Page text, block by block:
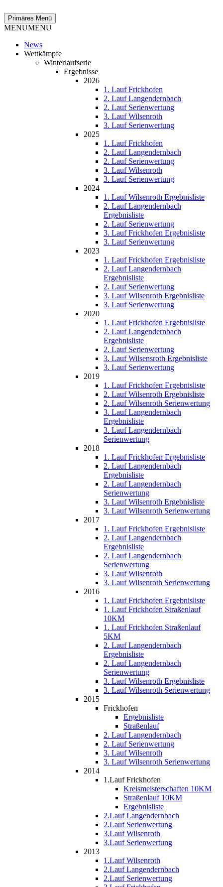
Inhalt
springen
Suchen
Primäres Menü
MENUMENU
News
Wettkämpfe
Winterlaufserie
Ergebnisse
2026
1. Lauf Frickhofen
2. Lauf Langendernbach
2. Lauf Serienwertung
3. Lauf Wilsenroth
3. Lauf Serienwertung
2025
1. Lauf Frickhofen
2. Lauf Langendernbach
2. Lauf Serienwertung
3. Lauf Wilsenroth
3. Lauf Serienwertung
2024
1. Lauf Wilsenroth Ergebnisliste
2. Lauf Langendernbach
Ergebnisliste
2. Lauf Serienwertung
3. Lauf Frickhofen Ergebnisliste
3. Lauf Serienwertung
2023
1. Lauf Frickhofen Ergebnisliste
2. Lauf Langendernbach
Ergebnisliste
2. Lauf Serienwertung
3. Lauf Wilsenroth Ergebnisliste
3. Lauf Serienwertung
2020
1. Lauf Frickhofen Ergebnisliste
2. Lauf Langendernbach
Ergebnisliste
2. Lauf Serienwertung
3. Lauf Wilsensroth Ergebnisliste
3. Lauf Serienwertung
2019
1. Lauf Frickhofen Ergebnisliste
2. Lauf Wilsenroth Ergebnisliste
2. Lauf Wilsenroth Serienwertung
3. Lauf Langendernbach
Ergebnisliste
3. Lauf Langendernbach
Serienwertung
2018
1. Lauf Frickhofen Ergebnisliste
2. Lauf Langendernbach
Ergebnisliste
2. Lauf Langendernbach
Serienwertung
3. Lauf Wilsenroth Ergebnisliste
3. Lauf Wilsenroth Serienwertung
2017
1. Lauf Frickhofen Ergebnisliste
2. Lauf Langendernbach
Ergebnisliste
2. Lauf Langendernbach
Serienwertung
3. Lauf Wilsenroth
3. Lauf Wilsenroth Serienwertung
2016
1. Lauf Frickhofen Ergebnisliste
1. Lauf Frickhofen Straßenlauf
10KM
1. Lauf Frickhofen Straßenlauf
5KM
2. Lauf Langendernbach
Ergebnisliste
2. Lauf Langendernbach
Serienwertung
3. Lauf Wilsenroth Ergebnisliste
3. Lauf Wilsenroth Serienwertung
2015
Frickhofen
Ergebnisliste
Straßenlauf
2. Lauf Langendernbach
2. Lauf Serienwertung
3. Lauf Wilsenroth
3. Lauf Wilsenroth Serienwertung
2014
1.Lauf Frickhofen
Kreismeisterschaften 10KM
Straßenlauf 10KM
Ergebnisliste
2.Lauf Langendernbach
2.Lauf Serienwertung
3.Lauf Wilsenroth
3.Lauf Serienwertung
2013
1.Lauf Wilsenroth
2.Lauf Langendernbach
2.Lauf Serienwertung